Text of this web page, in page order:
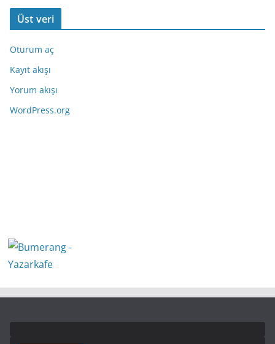
Üst veri
Oturum aç
Kayıt akışı
Yorum akışı
WordPress.org